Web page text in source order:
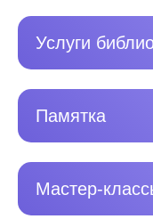
Услуги
Памятка
Мастер-